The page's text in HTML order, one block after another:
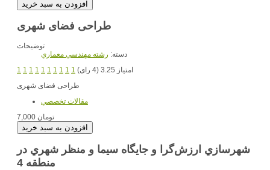
طراحی فضای شهری
توضیحات
دسته: رشته مهندسي معماري
1 1 1 1 1 1 1 1 1 1
امتیاز 3.25 (4 رای)
طراحی فضای شهری
مقالات تخصصي
7,000 تومان
شهرسازي ارزش‌گرا و جايگاه سيما و منظر شهري در
منطقه 4